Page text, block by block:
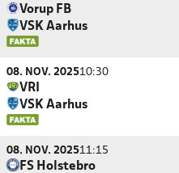
Vorup FB
VSK Aarhus
08. NOV. 202510:30
VRI
VSK Aarhus
08. NOV. 202511:15
FS Holstebro